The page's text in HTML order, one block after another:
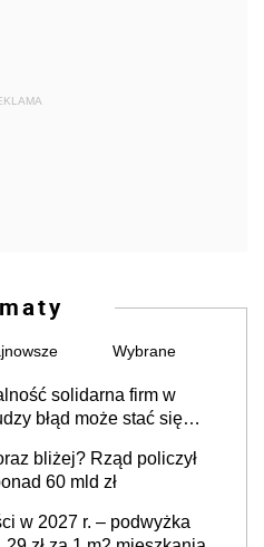
Wybrane
solidarna firm w
błąd może stać się
bliżej? Rząd policzył
60 mld zł
w 2027 r. – podwyżka